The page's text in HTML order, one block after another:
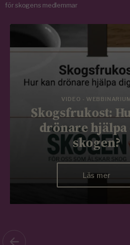
för skogens medlemmar
VIDEO -
Skogsfrukost:
drönare hjälpa
skogen?
Läs mer